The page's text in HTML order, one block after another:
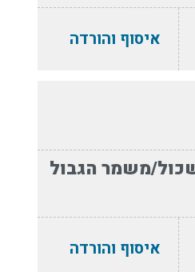
איסוף והורדה
משמר הגבול
איסוף והורדה